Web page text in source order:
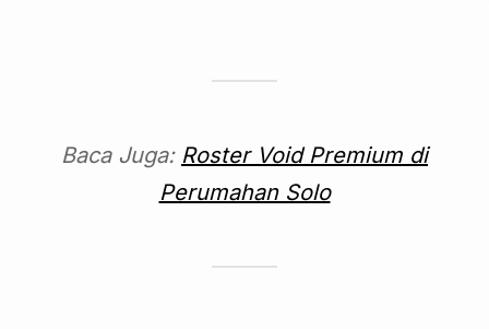
Baca Juga: Roster Void Premium di
Perumahan Solo